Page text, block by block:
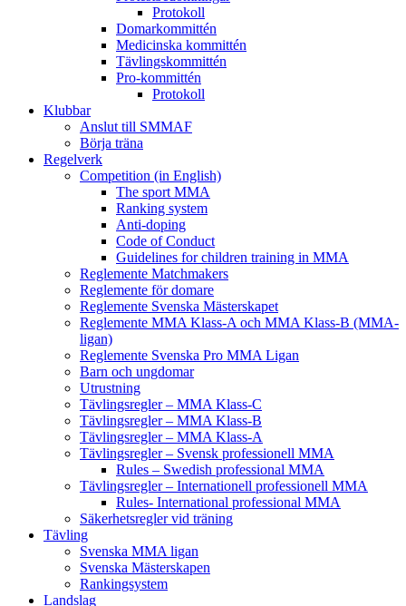
Protokoll
Domarkommittén
Medicinska kommittén
Tävlingskommittén
Pro-kommittén
Protokoll
Klubbar
Anslut till SMMAF
Börja träna
Regelverk
Competition (in English)
The sport MMA
Ranking system
Anti-doping
Code of Conduct
Guidelines for children training in MMA
Reglemente Matchmakers
Reglemente för domare
Reglemente Svenska Mästerskapet
Reglemente MMA Klass-A och MMA Klass-B (MMA-
ligan)
Reglemente Svenska Pro MMA Ligan
Barn och ungdomar
Utrustning
Tävlingsregler – MMA Klass-C
Tävlingsregler – MMA Klass-B
Tävlingsregler – MMA Klass-A
Tävlingsregler – Svensk professionell MMA
Rules – Swedish professional MMA
Tävlingsregler – Internationell professionell MMA
Rules- International professional MMA
Säkerhetsregler vid träning
Tävling
Svenska MMA ligan
Svenska Mästerskapen
Rankingsystem
Landslag